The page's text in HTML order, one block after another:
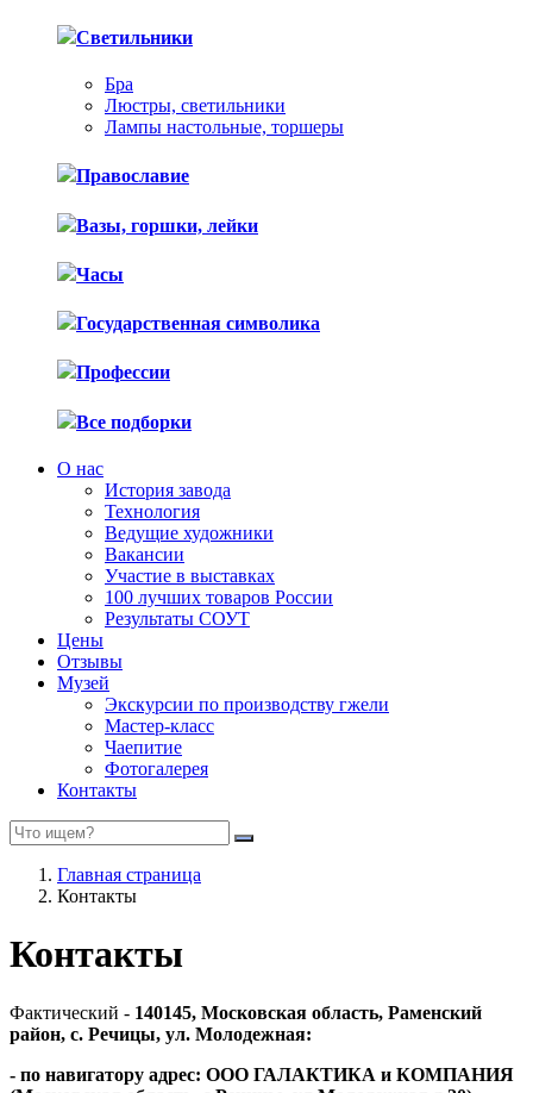
Светильники
Бра
Люстры, светильники
Лампы настольные, торшеры
Православие
Вазы, горшки, лейки
Часы
Государственная символика
Профессии
Все подборки
О нас
История завода
Технология
Ведущие художники
Вакансии
Участие в выставках
100 лучших товаров России
Результаты СОУТ
Цены
Отзывы
Музей
Экскурсии по производству гжели
Мастер-класс
Чаепитие
Фотогалерея
Контакты
Главная страница
Контакты
Контакты
Фактический - 140145, Московская область, Раменский
район, с. Речицы, ул. Молодежная:
- по навигатору адрес: ООО ГАЛАКТИКА и КОМПАНИЯ